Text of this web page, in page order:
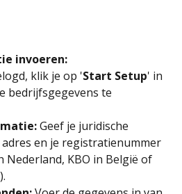
invoeren:
klik je op 'Start Setup' in
bedrijfsgegevens te
Geef je juridische
en je registratienummer
Nederland, KBO in België of